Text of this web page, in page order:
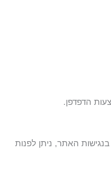
הדפדפן.
האתר, ניתן לפנות